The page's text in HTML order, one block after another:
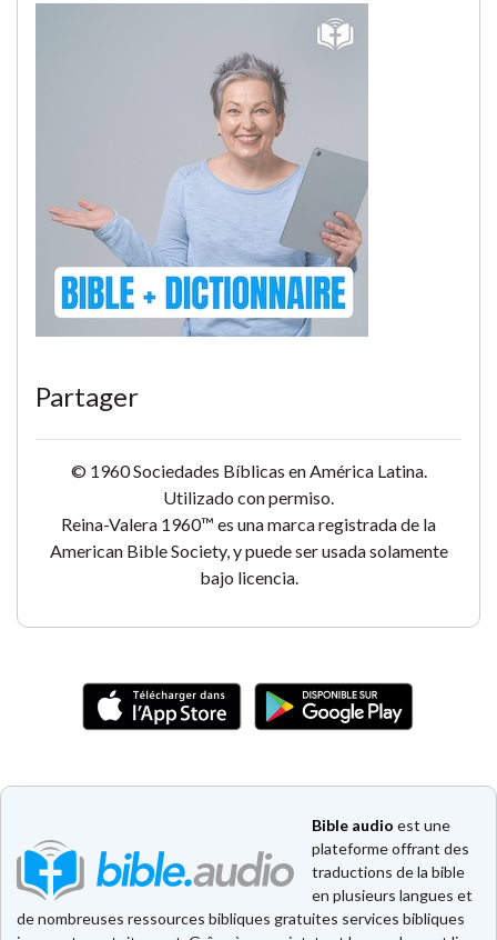
Partager
© 1960 Sociedades Bíblicas en América Latina.
Utilizado con permiso.
Reina-Valera 1960™ es una marca registrada de la
American Bible Society, y puede ser usada solamente
bajo licencia.
Bible audio est une
plateforme offrant des
traductions de la bible
en plusieurs langues et
de nombreuses ressources bibliques gratuites services bibliques